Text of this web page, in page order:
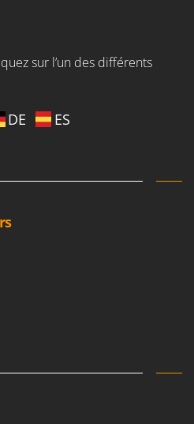
sur l’un des différents
DE ES